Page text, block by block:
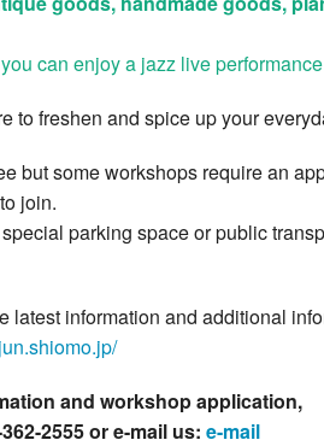
can enjoy a jazz live
to freshen and spice up your
but some workshops require an
join.
parking space or public
latest information and additional
and workshop application,
2555 or e-mail us:e-mail